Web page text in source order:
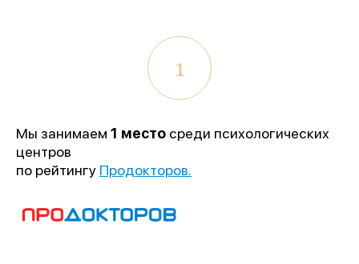
1
Мы занимаем 1 место среди психологических
центров
по рейтингу Продокторов.